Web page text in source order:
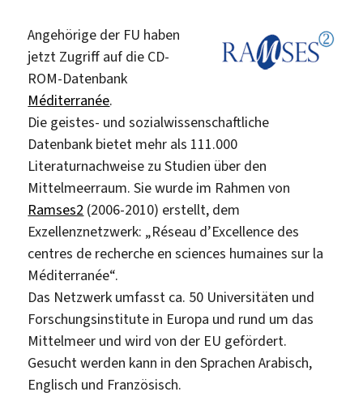
Netz
Angehörige der FU haben
jetzt Zugriff auf die CD-
ROM-Datenbank
Méditerranée.
Die geistes- und sozialwissenschaftliche
Datenbank bietet mehr als 111.000
Literaturnachweise zu Studien über den
Mittelmeerraum. Sie wurde im Rahmen von
Ramses2 (2006-2010) erstellt, dem
Exzellenznetzwerk: „Réseau d’Excellence des
centres de recherche en sciences humaines sur la
Méditerranée“.
Das Netzwerk umfasst ca. 50 Universitäten und
Forschungsinstitute in Europa und rund um das
Mittelmeer und wird von der EU gefördert.
Gesucht werden kann in den Sprachen Arabisch,
Englisch und Französisch.